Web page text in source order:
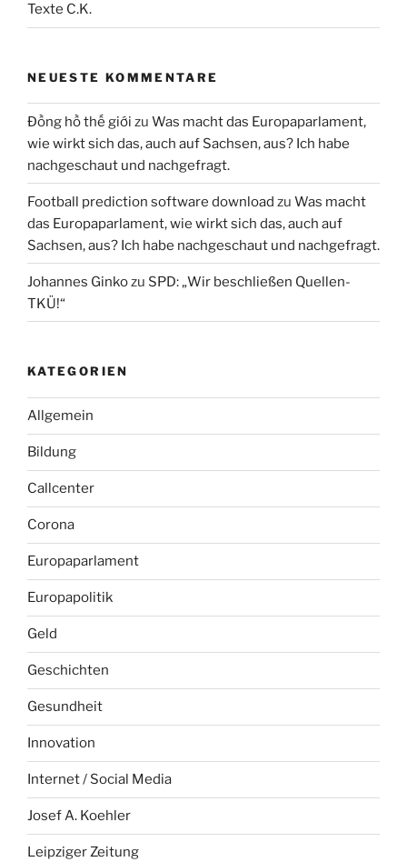
Texte C.K.
NEUESTE KOMMENTARE
Đồng hồ thế giới zu Was macht das Europaparlament,
wie wirkt sich das, auch auf Sachsen, aus? Ich habe
nachgeschaut und nachgefragt.
Football prediction software download zu Was macht
das Europaparlament, wie wirkt sich das, auch auf
Sachsen, aus? Ich habe nachgeschaut und nachgefragt.
Johannes Ginkozu SPD: „Wir beschließen Quellen-
TKÜ!“
KATEGORIEN
Allgemein
Bildung
Callcenter
Corona
Europaparlament
Europapolitik
Geld
Geschichten
Gesundheit
Innovation
Internet / Social Media
Josef A. Koehler
Leipziger Zeitung